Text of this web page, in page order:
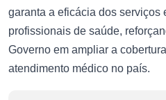
garanta a eficácia dos serviços
profissionais de saúde,
Governo em ampliar a
atendimento médico no país.